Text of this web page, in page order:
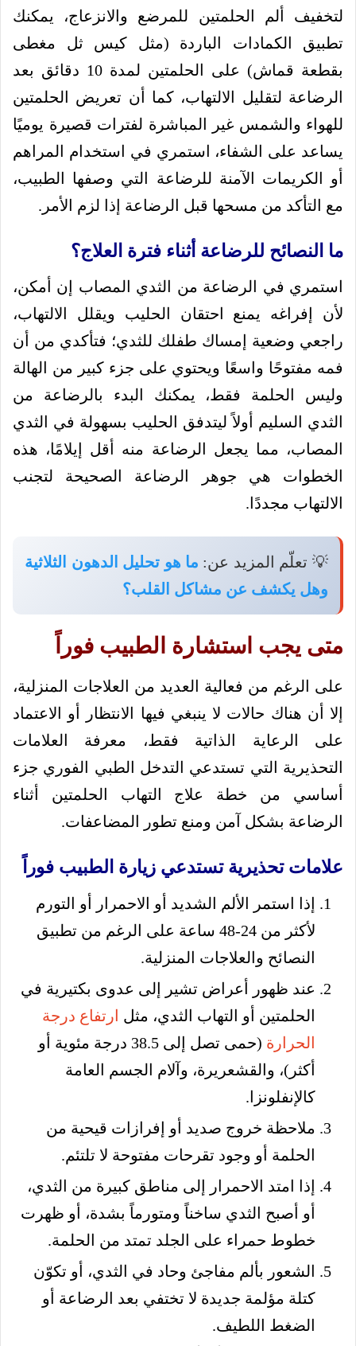
لتخفيف ألم الحلمتين للمرضع والانزعاج، يمكنك
تطبيق الكمادات الباردة (مثل كيس ثل مغطى
بقطعة قماش) على الحلمتين لمدة 10 دقائق بعد
الرضاعة لتقليل الالتهاب، كما أن تعريض الحلمتين
للهواء والشمس غير المباشرة لفترات قصيرة يوميًا
يساعد على الشفاء، استمري في استخدام المراهم
أو الكريمات الآمنة للرضاعة التي وصفها الطبيب،
مع التأكد من مسحها قبل الرضاعة إذا لزم الأمر.
ما النصائح للرضاعة أثناء فترة العلاج؟
استمري في الرضاعة من الثدي المصاب إن أمكن،
لأن إفراغه يمنع احتقان الحليب ويقلل الالتهاب،
راجعي وضعية إمساك طفلك للثدي؛ فتأكدي من أن
فمه مفتوحًا واسعًا ويحتوي على جزء كبير من الهالة
وليس الحلمة فقط، يمكنك البدء بالرضاعة من
الثدي السليم أولاً ليتدفق الحليب بسهولة في الثدي
المصاب، مما يجعل الرضاعة منه أقل إيلامًا، هذه
الخطوات هي جوهر الرضاعة الصحيحة لتجنب
الالتهاب مجددًا.
💡 تعلّم المزيد عن: ما هو تحليل الدهون الثلاثية
وهل يكشف عن مشاكل القلب؟
متى يجب استشارة الطبيب فوراً
على الرغم من فعالية العديد من العلاجات المنزلية،
إلا أن هناك حالات لا ينبغي فيها الانتظار أو الاعتماد
على الرعاية الذاتية فقط، معرفة العلامات
التحذيرية التي تستدعي التدخل الطبي الفوري جزء
أساسي من خطة علاج التهاب الحلمتين أثناء
الرضاعة بشكل آمن ومنع تطور المضاعفات.
علامات تحذيرية تستدعي زيارة الطبيب فوراً
إذا استمر الألم الشديد أو الاحمرار أو التورم
لأكثر من 24-48 ساعة على الرغم من تطبيق
النصائح والعلاجات المنزلية.
عند ظهور أعراض تشير إلى عدوى بكتيرية في
الحلمتين أو التهاب الثدي، مثل ارتفاع درجة
الحرارة
(حمى تصل إلى 38.5 درجة مئوية أو
أكثر)، والقشعريرة، وآلام الجسم العامة
كالإنفلونزا.
ملاحظة خروج صديد أو إفرازات قيحية من
الحلمة أو وجود تقرحات مفتوحة لا تلتئم.
إذا امتد الاحمرار إلى مناطق كبيرة من الثدي،
أو أصبح الثدي ساخناً ومتورماً بشدة، أو ظهرت
خطوط حمراء على الجلد تمتد من الحلمة.
الشعور بألم مفاجئ وحاد في الثدي، أو تكوّن
كتلة مؤلمة جديدة لا تختفي بعد الرضاعة أو
الضغط اللطيف.